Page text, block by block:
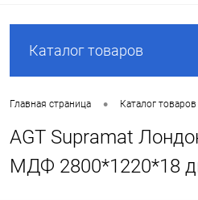
Каталог товаров
Главная страница • Каталог товаров
AGT Supramat
МДФ 2800*1220*18